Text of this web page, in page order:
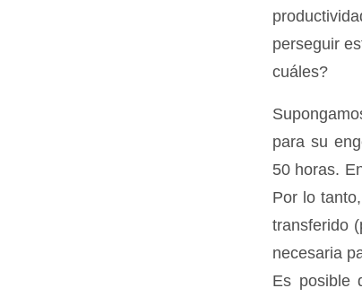
perseguir
cuáles?
para su
50 horas.
Por lo
transferido
necesaria
Es posible